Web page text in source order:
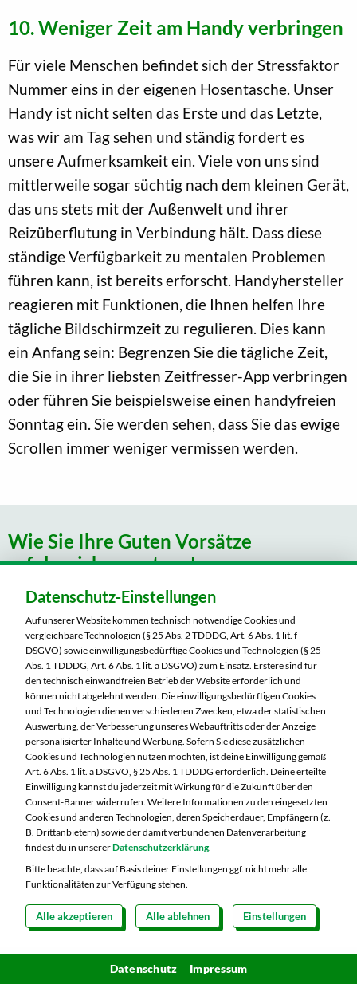
10. Weniger Zeit am Handy verbringen
Für viele Menschen befindet sich der Stressfaktor
Nummer eins in der eigenen Hosentasche. Unser
Handy ist nicht selten das Erste und das Letzte,
was wir am Tag sehen und ständig fordert es
unsere Aufmerksamkeit ein. Viele von uns sind
mittlerweile sogar süchtig nach dem kleinen Gerät,
das uns stets mit der Außenwelt und ihrer
Reizüberflutung in Verbindung hält. Dass diese
ständige Verfügbarkeit zu mentalen Problemen
führen kann, ist bereits erforscht. Handyhersteller
reagieren mit Funktionen, die Ihnen helfen Ihre
tägliche Bildschirmzeit zu regulieren. Dies kann
ein Anfang sein: Begrenzen Sie die tägliche Zeit,
die Sie in ihrer liebsten Zeitfresser-App verbringen
oder führen Sie beispielsweise einen handyfreien
Sonntag ein. Sie werden sehen, dass Sie das ewige
Scrollen immer weniger vermissen werden.
Wie Sie Ihre Guten Vorsätze
erfolgreich umsetzen!
Die richtigen Neujahrs-Vorsätze für sich selbst zu
finden ist der leichte Teil. Schwerer ist es,
diszipliniert am Ball zu bleiben und sie in die Tat
umzusetzen. Eine Hilfestellung, um seine Ziele
effektiver zu erreichen kommt aus der Welt des
Projektmanagements und nennt sich „SMART-
Formel“. „SMART“ steht dabei nicht nur für das
englische Wort für „klug“, sondern für fünf
Eigenschaften, die unsere selbst gesetzten Ziele
aufweisen sollten:
Datenschutz-Einstellungen
Auf unserer Website kommen technisch notwendige Cookies und
vergleichbare Technologien (§ 25 Abs. 2 TDDDG, Art. 6 Abs. 1 lit. f
DSGVO) sowie einwilligungsbedürftige Cookies und Technologien (§ 25
Abs. 1 TDDDG, Art. 6 Abs. 1 lit. a DSGVO) zum Einsatz. Erstere sind für
den technisch einwandfreien Betrieb der Website erforderlich und
können nicht abgelehnt werden. Die einwilligungsbedürftigen Cookies
und Technologien dienen verschiedenen Zwecken, etwa der statistischen
Auswertung, der Verbesserung unseres Webauftritts oder der Anzeige
personalisierter Inhalte und Werbung. Sofern Sie diese zusätzlichen
Cookies und Technologien nutzen möchten, ist deine Einwilligung gemäß
Art. 6 Abs. 1 lit. a DSGVO, § 25 Abs. 1 TDDDG erforderlich. Deine erteilte
Einwilligung kannst du jederzeit mit Wirkung für die Zukunft über den
Consent-Banner widerrufen. Weitere Informationen zu den eingesetzten
Cookies und anderen Technologien, deren Speicherdauer, Empfängern (z.
B. Drittanbietern) sowie der damit verbundenen Datenverarbeitung
findest du in unsererDatenschutzerklärung.
Bitte beachte, dass auf Basis deiner Einstellungen ggf. nicht mehr alle
Funktionalitäten zur Verfügung stehen.
Alle akzeptieren Alle ablehnen Einstellungen
Datenschutz Impressum